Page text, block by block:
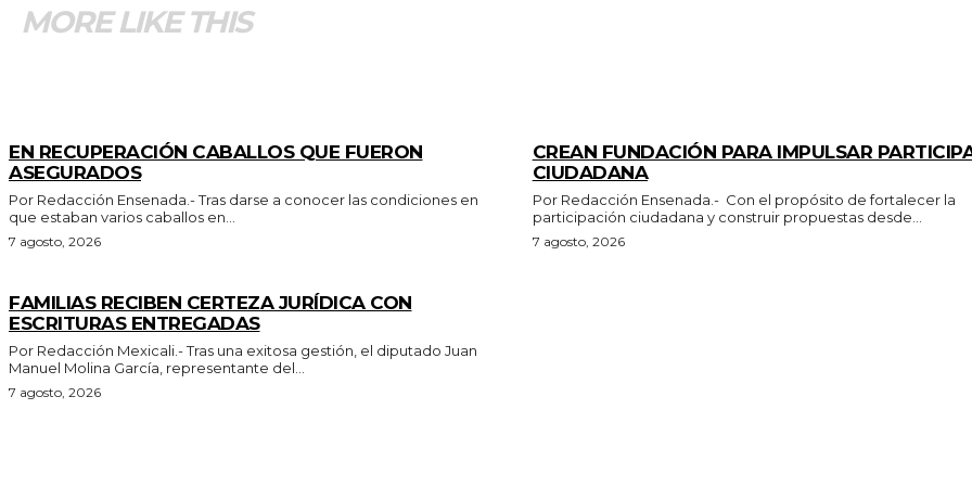
MORE LIKE THIS
EN RECUPERACIÓN CABALLOS QUE FUERON
ASEGURADOS
Por Redacción Ensenada.- Tras darse a conocer las condiciones en
que estaban varios caballos en...
7 agosto, 2026
CREAN FUNDACIÓN PARA IMPULSAR
CIUDADANA
Por Redacción Ensenada.- Con el propósito de fortalecer la
participación ciudadana y construir propuestas desde...
7 agosto, 2026
FAMILIAS RECIBEN CERTEZA JURÍDICA CON
ESCRITURAS ENTREGADAS
Por Redacción Mexicali.- Tras una exitosa gestión, el diputado Juan
Manuel Molina García, representante del...
7 agosto, 2026